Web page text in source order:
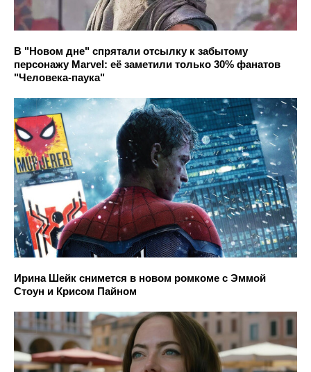
В "Новом дне" спрятали отсылку к забытому
персонажу Marvel: её заметили только 30% фанатов
"Человека-паука"
Ирина Шейк снимется в новом ромкоме с Эммой
Стоун и Крисом Пайном